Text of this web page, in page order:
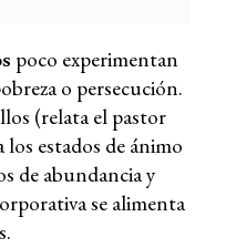
poco experimentan
o persecución.
(relata el pastor
estados de ánimo
de abundancia y
se alimenta